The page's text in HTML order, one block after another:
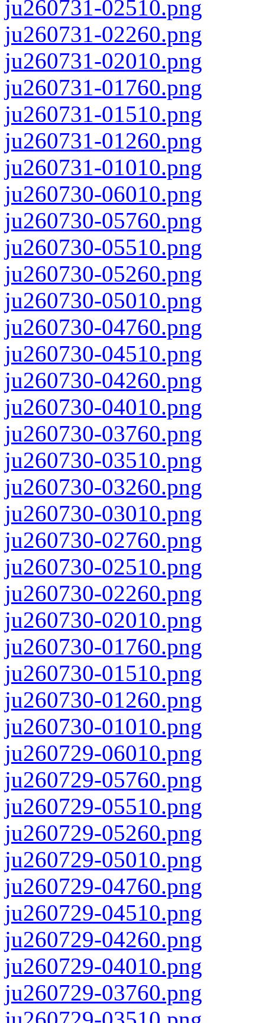
ju260731-02510.png
ju260731-02260.png
ju260731-02010.png
ju260731-01760.png
ju260731-01510.png
ju260731-01260.png
ju260731-01010.png
ju260730-06010.png
ju260730-05760.png
ju260730-05510.png
ju260730-05260.png
ju260730-05010.png
ju260730-04760.png
ju260730-04510.png
ju260730-04260.png
ju260730-04010.png
ju260730-03760.png
ju260730-03510.png
ju260730-03260.png
ju260730-03010.png
ju260730-02760.png
ju260730-02510.png
ju260730-02260.png
ju260730-02010.png
ju260730-01760.png
ju260730-01510.png
ju260730-01260.png
ju260730-01010.png
ju260729-06010.png
ju260729-05760.png
ju260729-05510.png
ju260729-05260.png
ju260729-05010.png
ju260729-04760.png
ju260729-04510.png
ju260729-04260.png
ju260729-04010.png
ju260729-03760.png